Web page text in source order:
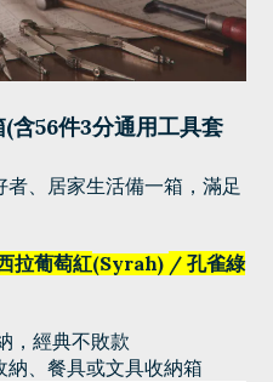
含56件3分通用工具套
、居家生活備一箱，滿足
拉葡萄紅(Syrah) / 孔雀綠
，經典不敗款
、餐具或文具收納箱